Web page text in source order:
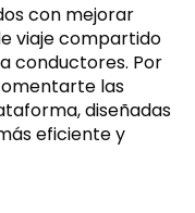
con mejorar
viaje compartido
conductores. Por
las
diseñadas
eficiente y